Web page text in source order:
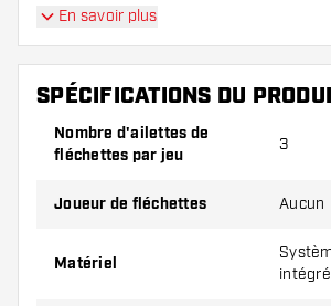
Conseil de Dartshopper !
Veillez à disposer d'un grand
cassés à l'usage.
Essayez une forme, un matériau
la variante qui vous convient le
En savoir plus
SPÉCIFICATIONS DU
Nombre d'ailettes de
fléchettes par jeu
3
Joueur de fléchettes Aucun
Matériel
intégré